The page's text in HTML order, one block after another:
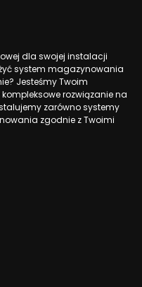
dla swojej instalacji
system magazynowania
Jesteśmy Twoim
rozwiązanie na
zarówno systemy
zgodnie z Twoimi